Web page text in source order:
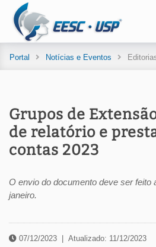
Portal Notícias e Eventos
Grupos de
de relatório e
contas 2023
O envio do documento deve ser feito
janeiro.
07/12/2023
Atualizado: 11/12/2023